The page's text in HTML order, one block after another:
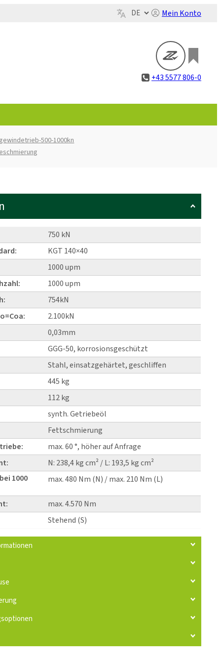
Mein Konto
+43 5577 806-0
500-1000kn
750 kN
KGT 140×40
1000 upm
1000 upm
754kN
2.100kN
0,03mm
GGG-50, korrosionsgeschützt
Stahl, einsatzgehärtet, geschliffen
445 kg
112 kg
synth. Getriebeöl
Fettschmierung
max. 60 °, höher auf Anfrage
N: 238,4 kg cm² / L: 193,5 kg cm²
1000
max. 480 Nm (N) / max. 210 Nm (L)
max. 4.570 Nm
Stehend (S)